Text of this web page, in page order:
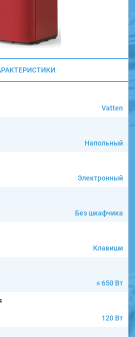
Vatten
Напольный
Электронный
Без шкафчика
Клавиши
≤ 650 Вт
120 Вт